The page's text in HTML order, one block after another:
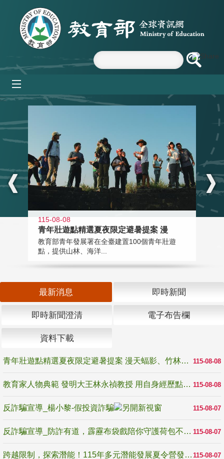
跳到主要內容區塊
:::
115-08-08
青年壯遊點精選夏夜限定避暑提案 漫
教育部青年發展署在全臺建置100個青年壯遊
點，提供山林、海洋...
最新消息 即時新聞
即時新聞澄清 電子布告欄
資料下載
115-08-08
青年壯遊點精選夏夜限定避暑提案 漫天蝠影、竹林尋蛙、茶香夜觀 邀青年暮色出發
115-08-08
教育家人物典範 發明大王林永禎教授 用自身經歷點亮學生的路
115-08-07
反詐騙宣導_楊小黎-假投資詐騙
115-08-07
反詐騙宣導_防詐有道，霹靂布袋戲陪你守護荷包不受騙
115-08-07
跨越限制，探索潛能！115年多元潛能發展夏令營發掘生命無限可能